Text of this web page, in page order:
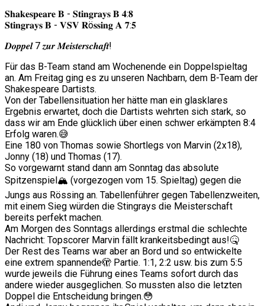
𝐒𝐡𝐚𝐤𝐞𝐬𝐩𝐞𝐚𝐫𝐞 𝐁 - 𝐒𝐭𝐢𝐧𝐠𝐫𝐚𝐲𝐬 𝐁 𝟒:𝟖
𝐒𝐭𝐢𝐧𝐠𝐫𝐚𝐲𝐬 𝐁 - 𝐕𝐒𝐕 𝐑ö𝐬𝐬𝐢𝐧𝐠 𝐀 𝟕:𝟓
𝑫𝒐𝒑𝒑𝒆𝒍 7 𝒛𝒖𝒓 𝑴𝒆𝒊𝒔𝒕𝒆𝒓𝒔𝒄𝒉𝒂𝒇𝒕!
Für das B-Team stand am Wochenende ein Doppelspieltag
an. Am Freitag ging es zu unseren Nachbarn, dem B-Team der
Shakespeare Dartists.
Von der Tabellensituation her hätte man ein glasklares
Ergebnis erwartet, doch die Dartists wehrten sich stark, so
dass wir am Ende glücklich über einen schwer erkämpten 8:4
Erfolg waren.😅
Eine 180 von Thomas sowie Shortlegs von Marvin (2x18),
Jonny (18) und Thomas (17).
So vorgewarnt stand dann am Sonntag das absolute
Spitzenspiel🏔️ (vorgezogen vom 15. Spieltag) gegen die
Jungs aus Rössing an. Tabellenführer gegen Tabellenzweiten,
mit einem Sieg würden die Stingrays die Meisterschaft
bereits perfekt machen.
Am Morgen des Sonntags allerdings erstmal die schlechte
Nachricht: Topscorer Marvin fällt krankeitsbedingt aus!🤒
Der Rest des Teams war aber an Bord und so entwickelte
eine extrem spannende🫣 Partie. 1:1, 2:2 usw. bis zum 5:5
wurde jeweils die Führung eines Teams sofort durch das
andere wieder ausgeglichen. So mussten also die letzten
Doppel die Entscheidung bringen.😳